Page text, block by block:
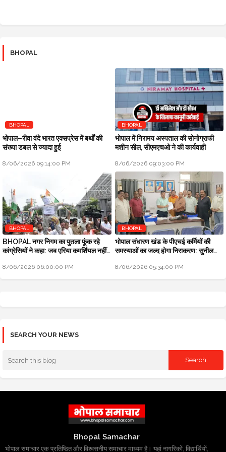
BHOPAL
BHOPAL
भोपाल–रीवा वंदे भारत एक्सप्रेस में बर्थों की
संख्या डबल से ज्यादा हुई
8/06/2026 09:14:00 PM
BHOPAL
भोपाल में निरामय अस्पताल की सोनोग्राफी
मशीन सील, सीएमएचओ ने की कार्यवाही
8/06/2026 09:03:00 PM
BHOPAL
BHOPAL नगर निगम का पुतला फूंक रहे
कांग्रेसियों ने कहा: जब एरिया कमर्शियल नहीं
8/06/2026 06:00:00 PM
BHOPAL
भोपाल संधारण खंड के पीएचई कर्मियों की
समस्याओं का जल्द होगा निराकरण: सुनील
8/06/2026 05:34:00 PM
SEARCH YOUR NEWS
Bhopal Samachar
भोपाल समाचार एक प्रतिष्ठित और विश्वसनीय समाचार माध्यम है। यहां नागरिकों, विद्यार्थियों,